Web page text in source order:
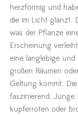
herzförmig und
die im Licht glänzt.
was der Pflanze
Erscheinung
eine langlebige und
großen Räumen
Geltung kommt.
faszinierend. Junge
kupferroten oder